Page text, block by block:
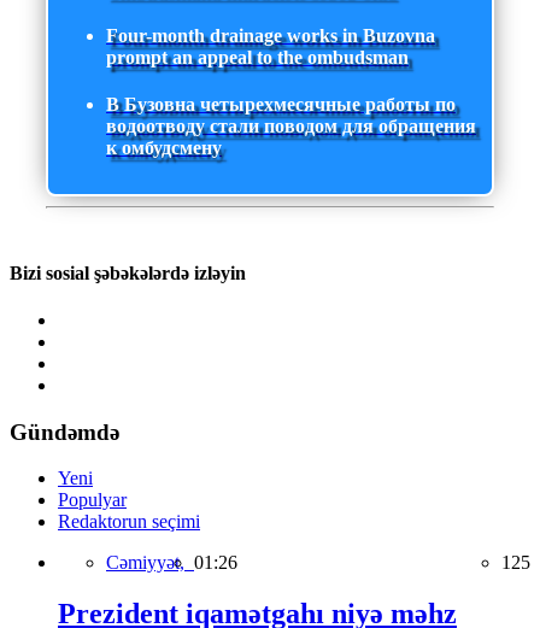
Four-month drainage works in Buzovna
prompt an appeal to the ombudsman
В Бузовна четырехмесячные работы по
водоотводу стали поводом для обращения
к омбудсмену
Bizi sosial şəbəkələrdə izləyin
Gündəmdə
Yeni
Populyar
Redaktorun seçimi
Cəmiyyət, 01:26 125
Prezident iqamətgahı niyə məhz